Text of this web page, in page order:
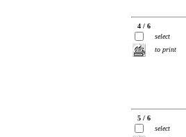
4 / 6
select
to print
5 / 6
select